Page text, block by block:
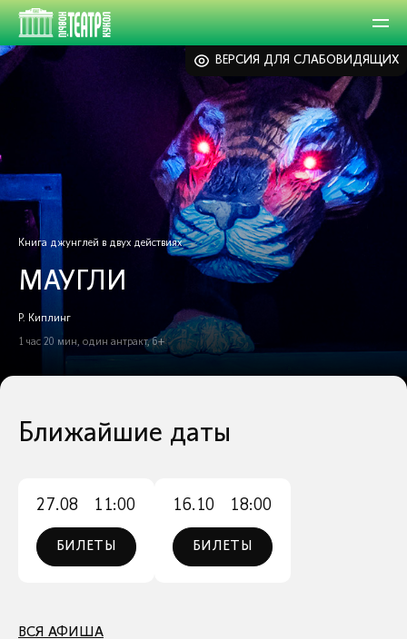
ВЕРСИЯ ДЛЯ СЛАБОВИДЯЩИХ
Книга джунглей в двух действиях
МАУГЛИ
Р. Киплинг
1 час 20 мин, один антракт, 6+
Ближайшие даты
27.08 11:00
БИЛЕТЫ
16.10 18:00
БИЛЕТЫ
ВСЯ АФИША